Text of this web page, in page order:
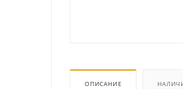
ОПИСАНИЕ